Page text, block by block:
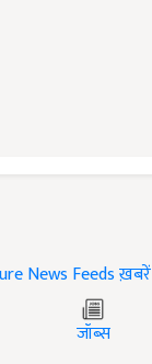
ख़बरें
जॉब्स